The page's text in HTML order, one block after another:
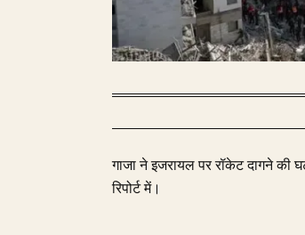
गाजा ने इजरायल पर रॉकेट दागने की
रिपोर्ट में।